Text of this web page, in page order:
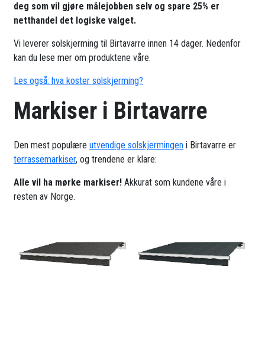
deg som vil gjøre målejobben selv og spare 25% er
netthandel det logiske valget.
Vi leverer solskjerming til Birtavarre innen 14 dager. Nedenfor
kan du lese mer om produktene våre.
Les også: hva koster solskjerming?
Markiser i Birtavarre
Den mest populæreutvendige solskjermingen i Birtavarre er
terrassemarkiser, og trendene er klare:
Alle vil ha mørke markiser! Akkurat som kundene våre i
resten av Norge.